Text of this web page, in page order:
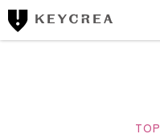
ワンストップ士業サポート